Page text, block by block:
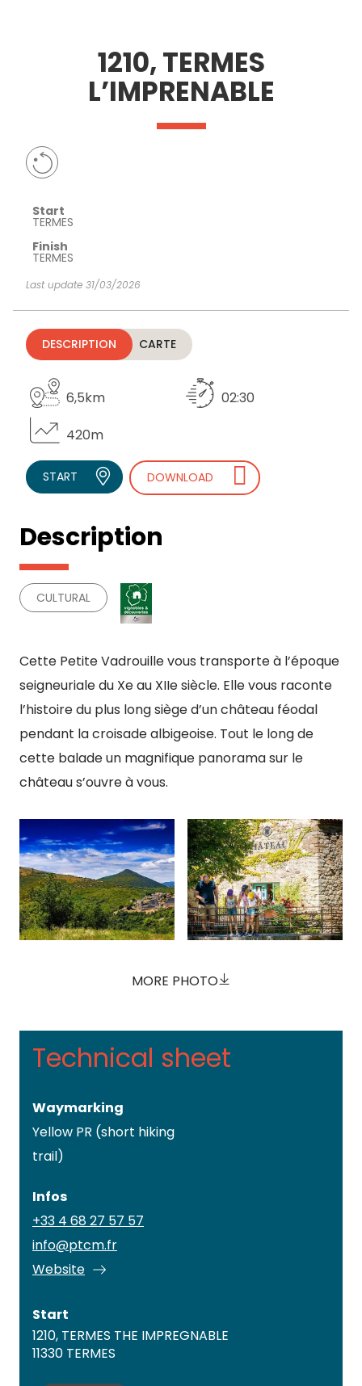
AND
DO
INSPIRATIONS
1210, TERMES
L’IMPRENABLE
Start
TERMES
Finish
TERMES
Last update 31/03/2026
DESCRIPTION CARTE
6,5km
02:30
420m
START DOWNLOAD
Description
CULTURAL
Cette Petite Vadrouille vous transporte à l’époque
seigneuriale du Xe au XIIe siècle. Elle vous raconte
l’histoire du plus long siège d’un château féodal
pendant la croisade albigeoise. Tout le long de
cette balade un magnifique panorama sur le
château s’ouvre à vous.
MORE PHOTO
Technical sheet
Waymarking
Yellow PR (short hiking
trail)
Infos
+33 4 68 27 57 57
info@ptcm.fr
Website
Start
1210, TERMES THE IMPREGNABLE
11330 TERMES